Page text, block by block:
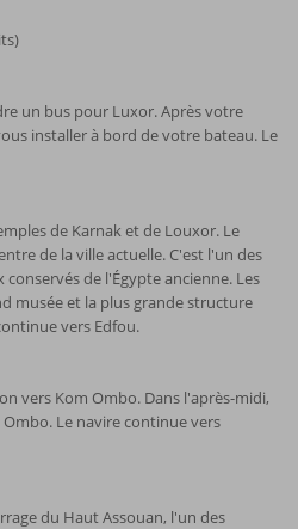
un bus pour Luxor. Après votre
installer à bord de votre bateau. Le
de Karnak et de Louxor. Le
de la ville actuelle. C'est l'un des
de l'Égypte ancienne. Les
musée et la plus grande structure
vers Edfou.
vers Kom Ombo. Dans l'après-midi,
Le navire continue vers
du Haut Assouan, l'un des